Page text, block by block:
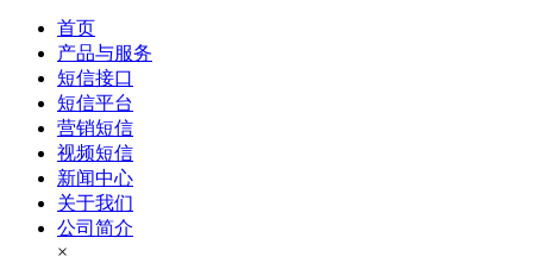
首页
产品与服务
短信接口
短信平台
营销短信
视频短信
新闻中心
关于我们
公司简介
×